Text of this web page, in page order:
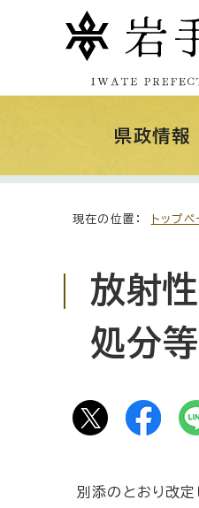
県政情報
現在の位置： トップペ
放射
処分
別添のとおり改定